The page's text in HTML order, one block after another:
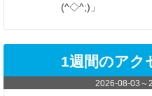
(^◇^;)」
1週間のアク
2026-08-03 ～